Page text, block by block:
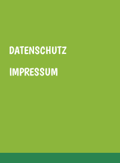
DATENSCHUTZ
IMPRESSUM